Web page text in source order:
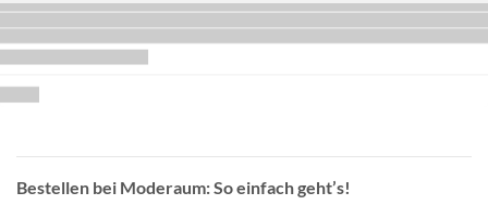
Bestellen bei Moderaum: So einfach geht’s!